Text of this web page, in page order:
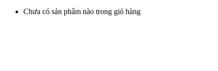
Chưa có sản phẩm nào trong giỏ hàng